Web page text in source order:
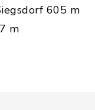
605 m
m